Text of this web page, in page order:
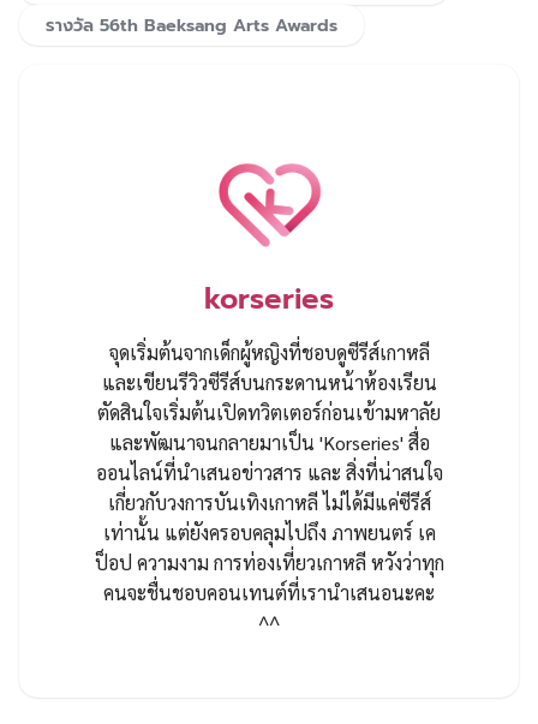
รางวัล 56th Baeksang Arts Awards
korseries
จุดเริ่มต้นจากเด็กผู้หญิงที่ชอบดูซีรีส์เกาหลี
และเขียนรีวิวซีรีส์บนกระดานหน้าห้องเรียน
ตัดสินใจเริ่มต้นเปิดทวิตเตอร์ก่อนเข้ามหาลัย
และพัฒนาจนกลายมาเป็น 'Korseries' สื่อ
ออนไลน์ที่นำเสนอข่าวสาร และ สิ่งที่น่าสนใจ
เกี่ยวกับวงการบันเทิงเกาหลี ไม่ได้มีแค่ซีรีส์
เท่านั้น แต่ยังครอบคลุมไปถึง ภาพยนตร์ เค
ป็อป ความงาม การท่องเที่ยวเกาหลี หวังว่าทุก
คนจะชื่นชอบคอนเทนต์ที่เรานำเสนอนะคะ
^^